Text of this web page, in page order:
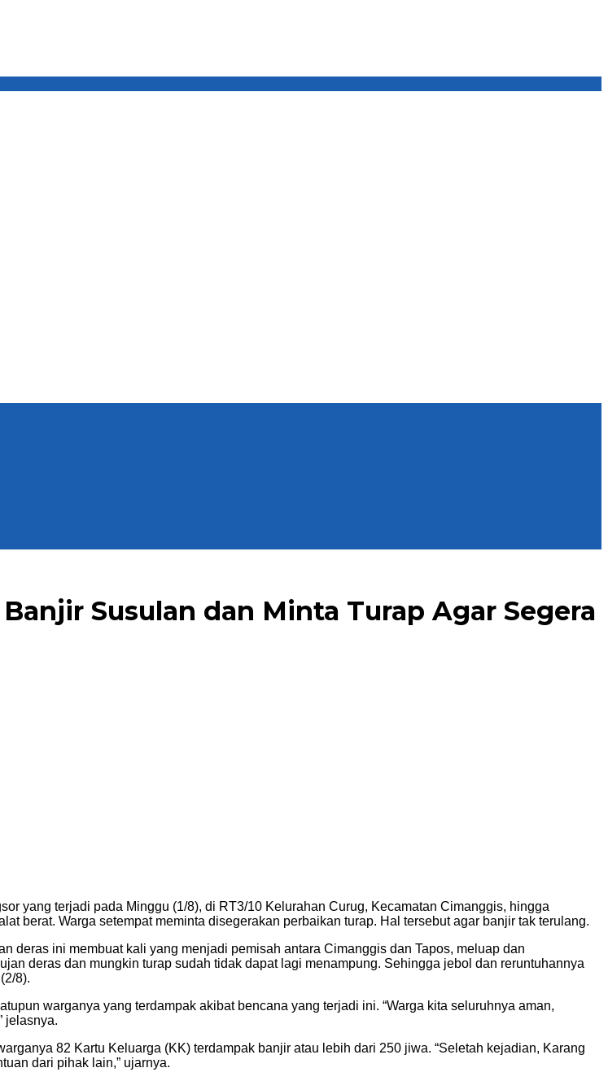
Susulan dan Minta Turap Agar Segera
yang terjadi pada Minggu (1/8), di RT3/10 Kelurahan Curug, Kecamatan Cimanggis, hingga
berat. Warga setempat meminta disegerakan perbaikan turap. Hal tersebut agar banjir tak terulang.
deras ini membuat kali yang menjadi pemisah antara Cimanggis dan Tapos, meluap dan
deras dan mungkin turap sudah tidak dapat lagi menampung. Sehingga jebol dan reruntuhannya
8).
warganya yang terdampak akibat bencana yang terjadi ini. “Warga kita seluruhnya aman,
jelasnya.
82 Kartu Keluarga (KK) terdampak banjir atau lebih dari 250 jiwa. “Seletah kejadian, Karang
dari pihak lain,” ujarnya.